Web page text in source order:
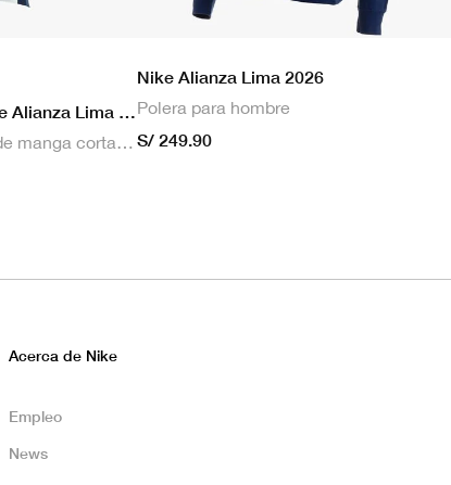
Nike Camiseta Hombre Alianza Lima 2026 Local
Camiseta estampada de manga corta masculina Nike Dri-FIT de Alianza Lima Stadium para hombre
Nike Alianza Lima 2026
Polera para hombre
S/ 249.90
Acerca de Nike
Empleo
News